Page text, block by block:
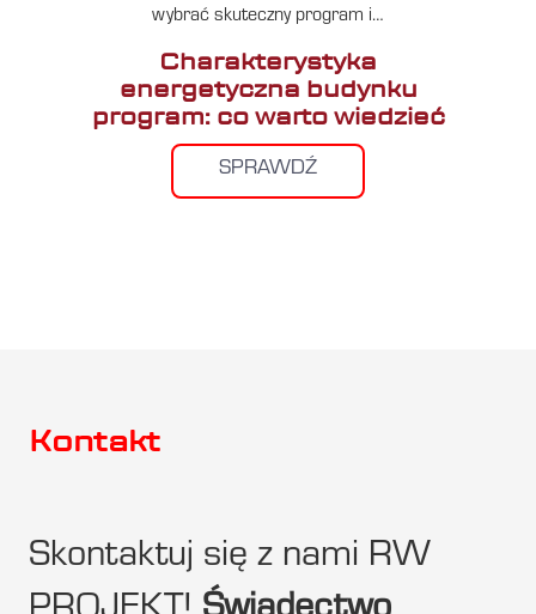
wybrać skuteczny program i…
Charakterystyka
energetyczna budynku
program: co warto wiedzieć
SPRAWDŹ
Kontakt
Skontaktuj się z nami RW